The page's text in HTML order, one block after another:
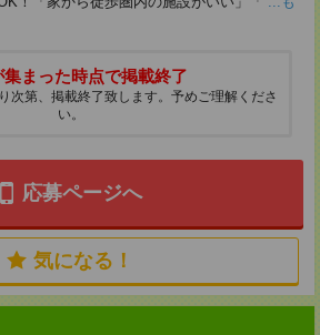
集まった時点で掲載終了
次第、掲載終了致します。予めご理解くださ
い。
応募ページへ
気になる！